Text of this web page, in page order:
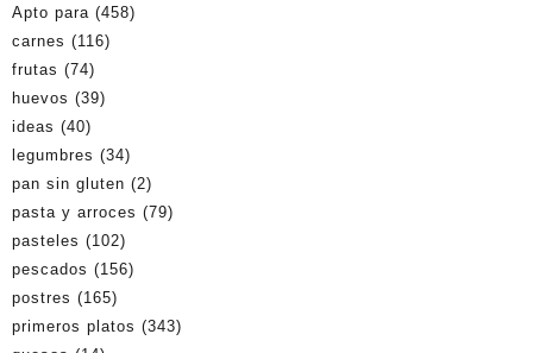
Apto para (458)
carnes (116)
frutas (74)
huevos (39)
ideas (40)
legumbres (34)
pan sin gluten (2)
pasta y arroces (79)
pasteles (102)
pescados (156)
postres (165)
primeros platos (343)